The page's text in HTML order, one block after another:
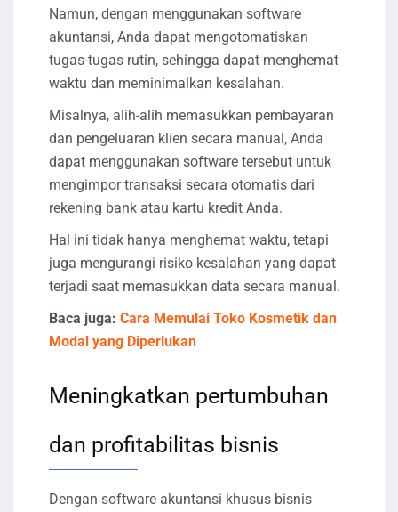
Namun, dengan menggunakan software
akuntansi, Anda dapat mengotomatiskan
tugas-tugas rutin, sehingga dapat menghemat
waktu dan meminimalkan kesalahan.
Misalnya, alih-alih memasukkan pembayaran
dan pengeluaran klien secara manual, Anda
dapat menggunakan software tersebut untuk
mengimpor transaksi secara otomatis dari
rekening bank atau kartu kredit Anda.
Hal ini tidak hanya menghemat waktu, tetapi
juga mengurangi risiko kesalahan yang dapat
terjadi saat memasukkan data secara manual.
Baca juga: Cara Memulai Toko Kosmetik dan
Modal yang Diperlukan
Meningkatkan pertumbuhan
dan profitabilitas bisnis
Dengan software akuntansi khusus bisnis